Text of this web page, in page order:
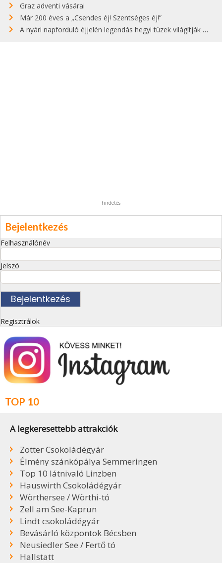
Graz adventi vásárai
Már 200 éves a „Csendes éj! Szentséges éj!”
A nyári napforduló éjjelén legendás hegyi tüzek világítják meg Zugspitzét
hirdetés
Bejelentkezés
Felhasználónév
Jelszó
Regisztrálok
TOP 10
A legkeresettebb attrakciók
Zotter Csokoládégyár
Élmény szánkópálya Semmeringen
Top 10 látnivaló Linzben
Hauswirth Csokoládégyár
Wörthersee / Wörthi-tó
Zell am See-Kaprun
Lindt csokoládégyár
Bevásárló központok Bécsben
Neusiedler See / Fertő tó
Hallstatt